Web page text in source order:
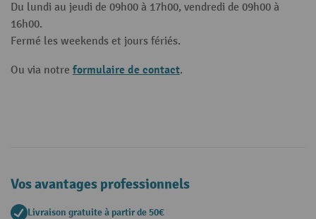
Du lundi au jeudi de 09h00 à 17h00, vendredi de 09h00 à
16h00.
Fermé les weekends et jours fériés.
Ou via notre formulaire de contact.
Vos avantages professionnels
Livraison gratuite à partir de 50€